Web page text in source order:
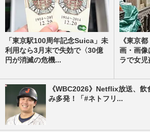
「東京駅100周年記念Suica」未
利用なら3月末で失効で〈30億
円が消滅の危機...
《東京
画・画
ラで女児
《WBC2026》Netflix放送、
み多発！「#ネトフリ...